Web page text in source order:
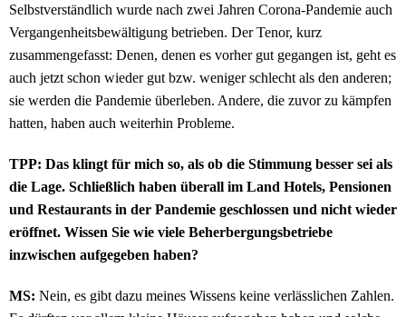
Selbstverständlich wurde nach zwei Jahren Corona-Pandemie auch
Vergangenheitsbewältigung betrieben. Der Tenor, kurz
zusammengefasst: Denen, denen es vorher gut gegangen ist, geht es
auch jetzt schon wieder gut bzw. weniger schlecht als den anderen;
sie werden die Pandemie überleben. Andere, die zuvor zu kämpfen
hatten, haben auch weiterhin Probleme.
TPP: Das klingt für mich so, als ob die Stimmung besser sei als
die Lage. Schließlich haben überall im Land Hotels, Pensionen
und Restaurants in der Pandemie geschlossen und nicht wieder
eröffnet. Wissen Sie wie viele Beherbergungsbetriebe
inzwischen aufgegeben haben?
MS: Nein, es gibt dazu meines Wissens keine verlässlichen Zahlen.